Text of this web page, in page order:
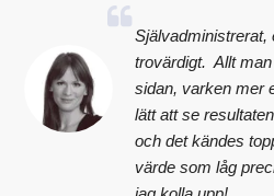
Självadministrerat,
trovärdigt. Allt
sidan, varken mer
lätt att se
och det kändes
värde som låg